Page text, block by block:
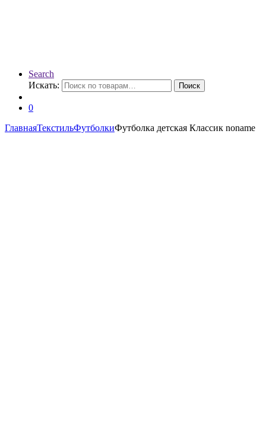
Search
Искать:
Поиск
0
ГлавнаяТекстильФутболкиФутболка детская Классик noname